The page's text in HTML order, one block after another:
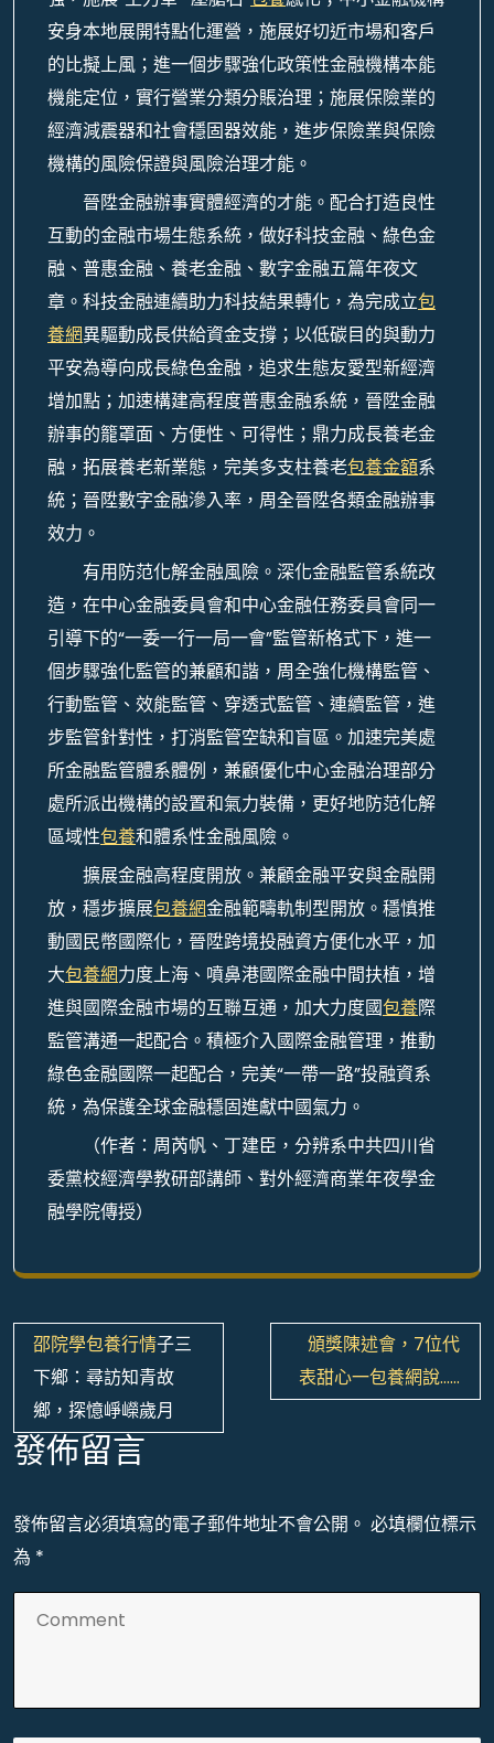
安身本地展開特點化運營，施展好切近市場和客戶
的比擬上風；進一個步驟強化政策性金融機構本能
機能定位，實行營業分類分賬治理；施展保險業的
經濟減震器和社會穩固器效能，進步保險業與保險
機構的風險保證與風險治理才能。
晉陞金融辦事實體經濟的才能。配合打造良性
互動的金融市場生態系統，做好科技金融、綠色金
融、普惠金融、養老金融、數字金融五篇年夜文
章。科技金融連續助力科技結果轉化，為完成立包
養網異驅動成長供給資金支撐；以低碳目的與動力
平安為導向成長綠色金融，追求生態友愛型新經濟
增加點；加速構建高程度普惠金融系統，晉陞金融
辦事的籠罩面、方便性、可得性；鼎力成長養老金
融，拓展養老新業態，完美多支柱養老包養金額系
統；晉陞數字金融滲入率，周全晉陞各類金融辦事
效力。
有用防范化解金融風險。深化金融監管系統改
造，在中心金融委員會和中心金融任務委員會同一
引導下的“一委一行一局一會”監管新格式下，進一
個步驟強化監管的兼顧和諧，周全強化機構監管、
行動監管、效能監管、穿透式監管、連續監管，進
步監管針對性，打消監管空缺和盲區。加速完美處
所金融監管體系體例，兼顧優化中心金融治理部分
處所派出機構的設置和氣力裝備，更好地防范化解
區域性包養和體系性金融風險。
擴展金融高程度開放。兼顧金融平安與金融開
放，穩步擴展包養網金融範疇軌制型開放。穩慎推
動國民幣國際化，晉陞跨境投融資方便化水平，加
大包養網力度上海、噴鼻港國際金融中間扶植，增
進與國際金融市場的互聯互通，加大力度國包養際
監管溝通一起配合。積極介入國際金融管理，推動
綠色金融國際一起配合，完美“一帶一路”投融資系
統，為保護全球金融穩固進獻中國氣力。
（作者：周芮帆、丁建臣，分辨系中共四川省
委黨校經濟學教研部講師、對外經濟商業年夜學金
融學院傳授）
文
章
導
覽
邵院學包養行情子三
下鄉：尋訪知青故
鄉，探憶崢嶸歲月
頒獎陳述會，7位代
表甜心一包養網說……
發佈留言
發佈留言必須填寫的電子郵件地址不會公開。 必填欄位標示
為 *